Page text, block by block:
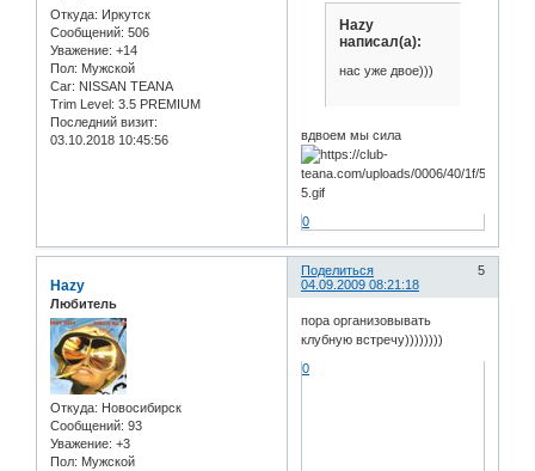
Откуда: Иркутск
Сообщений: 506
Уважение: +14
Пол: Мужской
Car: NISSAN TEANA
Trim Level: 3.5 PREMIUM
Последний визит:
03.10.2018 10:45:56
Hazy
написал(а):
нас уже двое)))
вдвоем мы сила
0
Поделиться
5
04.09.2009 08:21:18
Hazy
Любитель
Откуда: Новосибирск
Сообщений: 93
Уважение: +3
Пол: Мужской
пора организовывать
клубную встречу))))))))
0